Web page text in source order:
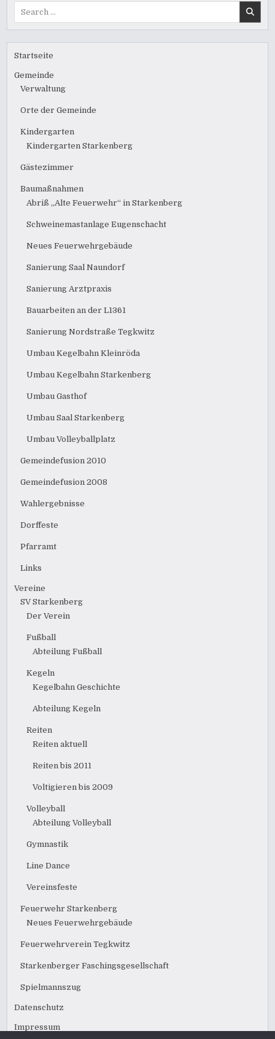
Startseite
Gemeinde
Verwaltung
Orte der Gemeinde
Kindergarten
Kindergarten Starkenberg
Gästezimmer
Baumaßnahmen
Abriß „Alte Feuerwehr“ in Starkenberg
Schweinemastanlage Eugenschacht
Neues Feuerwehrgebäude
Sanierung Saal Naundorf
Sanierung Arztpraxis
Bauarbeiten an der L1361
Sanierung Nordstraße Tegkwitz
Umbau Kegelbahn Kleinröda
Umbau Kegelbahn Starkenberg
Umbau Gasthof
Umbau Saal Starkenberg
Umbau Volleyballplatz
Gemeindefusion 2010
Gemeindefusion 2008
Wahlergebnisse
Dorffeste
Pfarramt
Links
Vereine
SV Starkenberg
Der Verein
Fußball
Abteilung Fußball
Kegeln
Kegelbahn Geschichte
Abteilung Kegeln
Reiten
Reiten aktuell
Reiten bis 2011
Voltigieren bis 2009
Volleyball
Abteilung Volleyball
Gymnastik
Line Dance
Vereinsfeste
Feuerwehr Starkenberg
Neues Feuerwehrgebäude
Feuerwehrverein Tegkwitz
Starkenberger Faschingsgesellschaft
Spielmannszug
Datenschutz
Impressum